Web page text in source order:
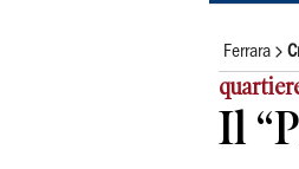
Ferrara
Il